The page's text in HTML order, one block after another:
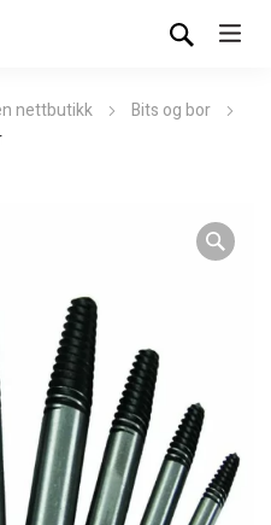
nettbutikk
Bits og bor